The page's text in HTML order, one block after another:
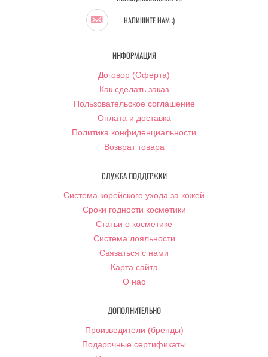
НАПИШИТЕ НАМ :)
ИНФОРМАЦИЯ
Договор (Оферта)
Как сделать заказ
Пользовательское соглашение
Оплата и доставка
Политика конфиденциальности
Возврат товара
СЛУЖБА ПОДДЕРЖКИ
Система корейского ухода за кожей
Сроки годности косметики
Статьи о косметике
Система лояльности
Связаться с нами
Карта сайта
О нас
ДОПОЛНИТЕЛЬНО
Производители (бренды)
Подарочные сертификаты